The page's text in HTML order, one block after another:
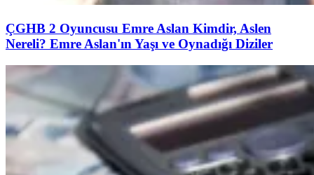
ÇGHB 2 Oyuncusu Emre Aslan Kimdir, Aslen
Nereli? Emre Aslan'ın Yaşı ve Oynadığı Diziler